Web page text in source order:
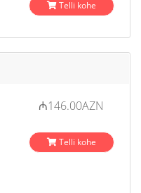
Telli kohe
₼146.00AZN
Telli kohe